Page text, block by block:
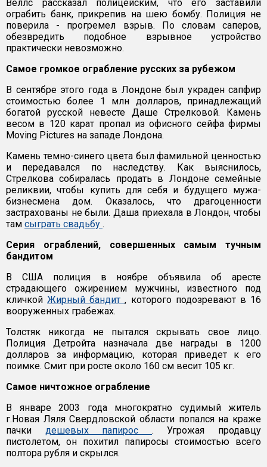
Веллс рассказал полицейским, что его заставили
ограбить банк, прикрепив на шею бомбу. Полиция не
поверила - прогремел взрыв. По словам саперов,
обезвредить подобное взрывное устройство
практически невозможно.
Самое громкое ограбление русских за рубежом
В сентябре этого года в Лондоне был украден сапфир
стоимостью более 1 млн долларов, принадлежащий
богатой русской невесте Даше Стрелковой. Камень
весом в 120 карат пропал из офисного сейфа фирмы
Moving Pictures на западе Лондона.
Камень темно-синего цвета был фамильной ценностью
и передавался по наследству. Как выяснилось,
Стрелкова собиралась продать в Лондоне семейные
реликвии, чтобы купить для себя и будущего мужа-
бизнесмена дом. Оказалось, что драгоценности
застрахованы не были. Даша приехала в Лондон, чтобы
там сыграть свадьбу .
Серия ограблений, совершенных самым тучным
бандитом
В США полиция в ноябре объявила об аресте
страдающего ожирением мужчины, известного под
кличкойЖирный бандит, которого подозревают в 16
вооруженных грабежах.
Толстяк никогда не пытался скрывать свое лицо.
Полиция Детройта назначала две награды в 1200
долларов за информацию, которая приведет к его
поимке. Смит при росте около 160 см весит 105 кг.
Самое ничтожное ограбление
В январе 2003 года многократно судимый житель
г.Новая Ляля Свердловской области попался на краже
пачки дешевых папирос . Угрожая продавцу
пистолетом, он похитил папиросы стоимостью всего
полтора рубля и скрылся.